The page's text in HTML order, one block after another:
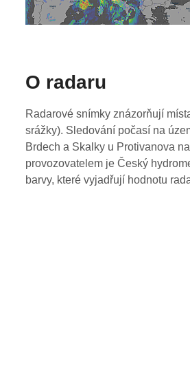
O radaru
Radarové snímky znázorňují
srážky). Sledování počasí na
Brdech a Skalky u Protivanova
provozovatelem je Český
barvy, které vyjadřují hodnotu